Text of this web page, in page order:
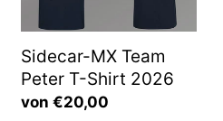
Peter
T-
Shirt
2026
Sidecar-MX Team
Peter T-Shirt 2026
Normaler
von €20,00